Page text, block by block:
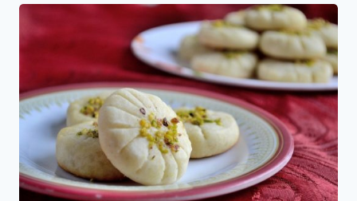
Naan
Galletas
Arroz